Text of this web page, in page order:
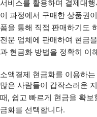
서비스를 활용하며 결제대
이 과정에서 구매한 상품권
폼을 통해 직접 판매하기도
전문 업체에 판매하여 현금
과 현금화 방법을 정확히 이
소액결제 현금화를 이용하는
많은 사람들이 갑작스러운
때 , 쉽고 빠르게 현금을 확
금화를 선택합니다.